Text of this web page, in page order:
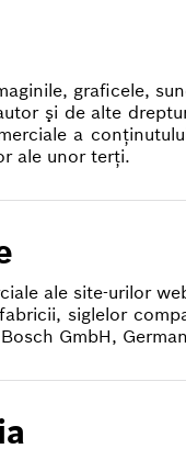
graficele,
şi de alte
a
ale unor terţi.
ale site-urilor
siglelor
GmbH,